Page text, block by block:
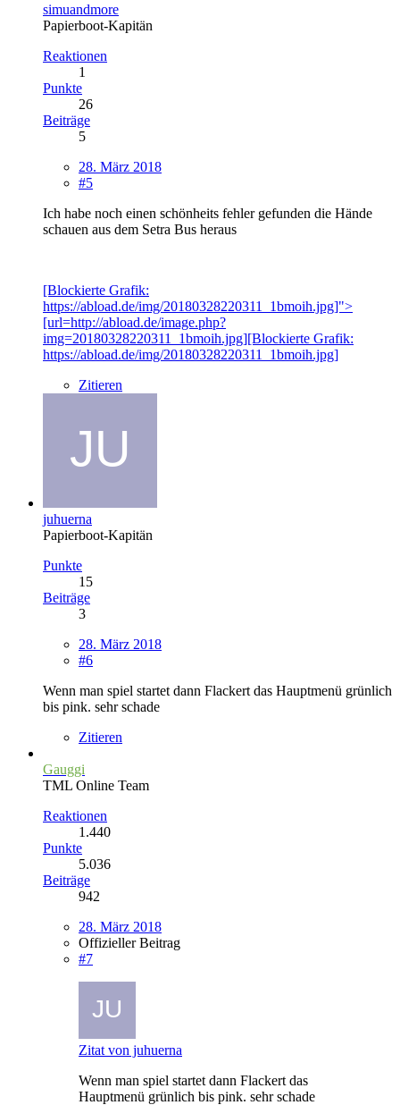
simuandmore
Papierboot-Kapitän
Reaktionen
1
Punkte
26
Beiträge
5
28. März 2018
#5
Ich habe noch einen schönheits fehler gefunden die Hände
schauen aus dem Setra Bus heraus
[Blockierte Grafik:
https://abload.de/img/20180328220311_1bmoih.jpg]">
[url=http://abload.de/image.php?
img=20180328220311_1bmoih.jpg][Blockierte Grafik:
https://abload.de/img/20180328220311_1bmoih.jpg]
Zitieren
juhuerna
Papierboot-Kapitän
Punkte
15
Beiträge
3
28. März 2018
#6
Wenn man spiel startet dann Flackert das Hauptmenü grünlich
bis pink. sehr schade
Zitieren
Gauggi
TML Online Team
Reaktionen
1.440
Punkte
5.036
Beiträge
942
28. März 2018
Offizieller Beitrag
#7
Zitat von juhuerna
Wenn man spiel startet dann Flackert das
Hauptmenü grünlich bis pink. sehr schade